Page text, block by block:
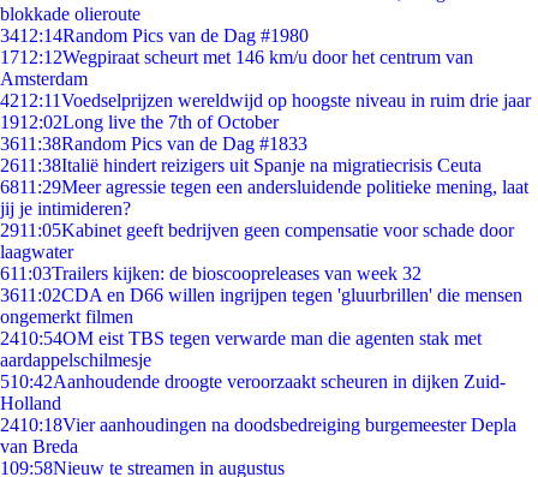
blokkade olieroute
3412:14Random Pics van de Dag #1980
1712:12Wegpiraat scheurt met 146 km/u door het centrum van
Amsterdam
4212:11Voedselprijzen wereldwijd op hoogste niveau in ruim drie jaar
1912:02Long live the 7th of October
3611:38Random Pics van de Dag #1833
2611:38Italië hindert reizigers uit Spanje na migratiecrisis Ceuta
6811:29Meer agressie tegen een andersluidende politieke mening, laat
jij je intimideren?
2911:05Kabinet geeft bedrijven geen compensatie voor schade door
laagwater
611:03Trailers kijken: de bioscoopreleases van week 32
3611:02CDA en D66 willen ingrijpen tegen 'gluurbrillen' die mensen
ongemerkt filmen
2410:54OM eist TBS tegen verwarde man die agenten stak met
aardappelschilmesje
510:42Aanhoudende droogte veroorzaakt scheuren in dijken Zuid-
Holland
2410:18Vier aanhoudingen na doodsbedreiging burgemeester Depla
van Breda
109:58Nieuw te streamen in augustus